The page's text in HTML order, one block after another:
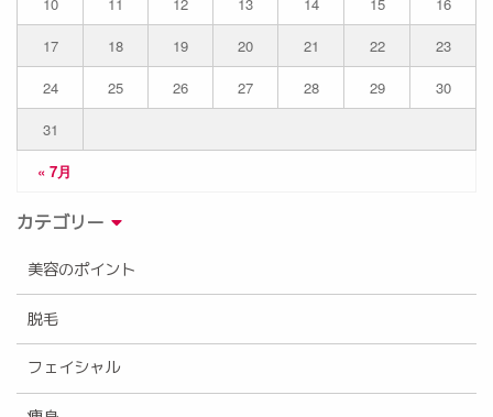
« 7月
17
18 19 20 21 22
23
24
25 26 27 28 29
30
31
カテゴリー
美容のポイント
脱毛
フェイシャル